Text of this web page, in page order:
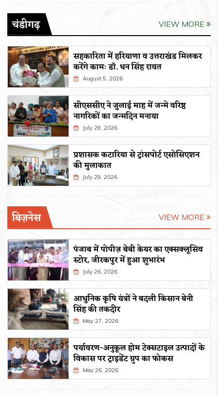
चंडीगढ़ VIEW MORE
सहकारिता में हरियाणा व उत्तराखंड मिलकर
करेंगे कामः डाॅ. धन सिंह रावत
August 5, 2026
सीएससीए ने जुलाई माह में जन्मे वरिष्ठ
नागरिकों का जन्मदिन मनाया
July 29, 2026
प्रशासक कटारिया से ट्रांसपोर्ट एसोसिएशन
की मुलाकात
July 29, 2026
बिज़नेस VIEW MORE
पंजाब में पोपीज़ बेबी केयर का एक्सक्लूसिव
स्टोर, जीरकपुर में हुआ शुभारंभ
July 26, 2026
आधुनिक कृषि यंत्रों ने बदली किसान बेनी
सिंह की तकदीर
May 27, 2026
पर्यावरण-अनुकूल होम टेक्सटाइल उत्पादों के
विकास पर ट्राइडेंट ग्रुप का फोकस
May 26, 2026